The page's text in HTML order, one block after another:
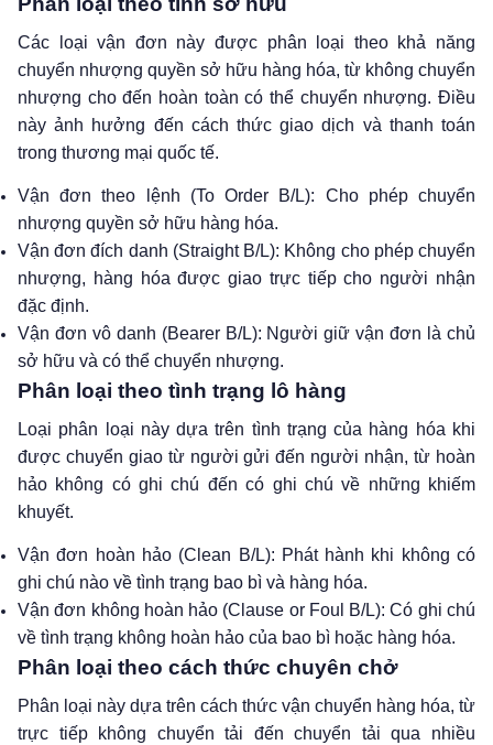
Các loại vận đơn này được phân loại theo khả năng
chuyển nhượng quyền sở hữu hàng hóa, từ không chuyển
nhượng cho đến hoàn toàn có thể chuyển nhượng. Điều
này ảnh hưởng đến cách thức giao dịch và thanh toán
trong thương mại quốc tế.
Vận đơn theo lệnh (To Order B/L): Cho phép chuyển
nhượng quyền sở hữu hàng hóa.
Vận đơn đích danh (Straight B/L): Không cho phép chuyển
nhượng, hàng hóa được giao trực tiếp cho người nhận
đặc định.
Vận đơn vô danh (Bearer B/L): Người giữ vận đơn là chủ
sở hữu và có thể chuyển nhượng.
Phân loại theo tình trạng lô hàng
Loại phân loại này dựa trên tình trạng của hàng hóa khi
được chuyển giao từ người gửi đến người nhận, từ hoàn
hảo không có ghi chú đến có ghi chú về những khiếm
khuyết.
Vận đơn hoàn hảo (Clean B/L): Phát hành khi không có
ghi chú nào về tình trạng bao bì và hàng hóa.
Vận đơn không hoàn hảo (Clause or Foul B/L): Có ghi chú
về tình trạng không hoàn hảo của bao bì hoặc hàng hóa.
Phân loại theo cách thức chuyên chở
Phân loại này dựa trên cách thức vận chuyển hàng hóa, từ
trực tiếp không chuyển tải đến chuyển tải qua nhiều